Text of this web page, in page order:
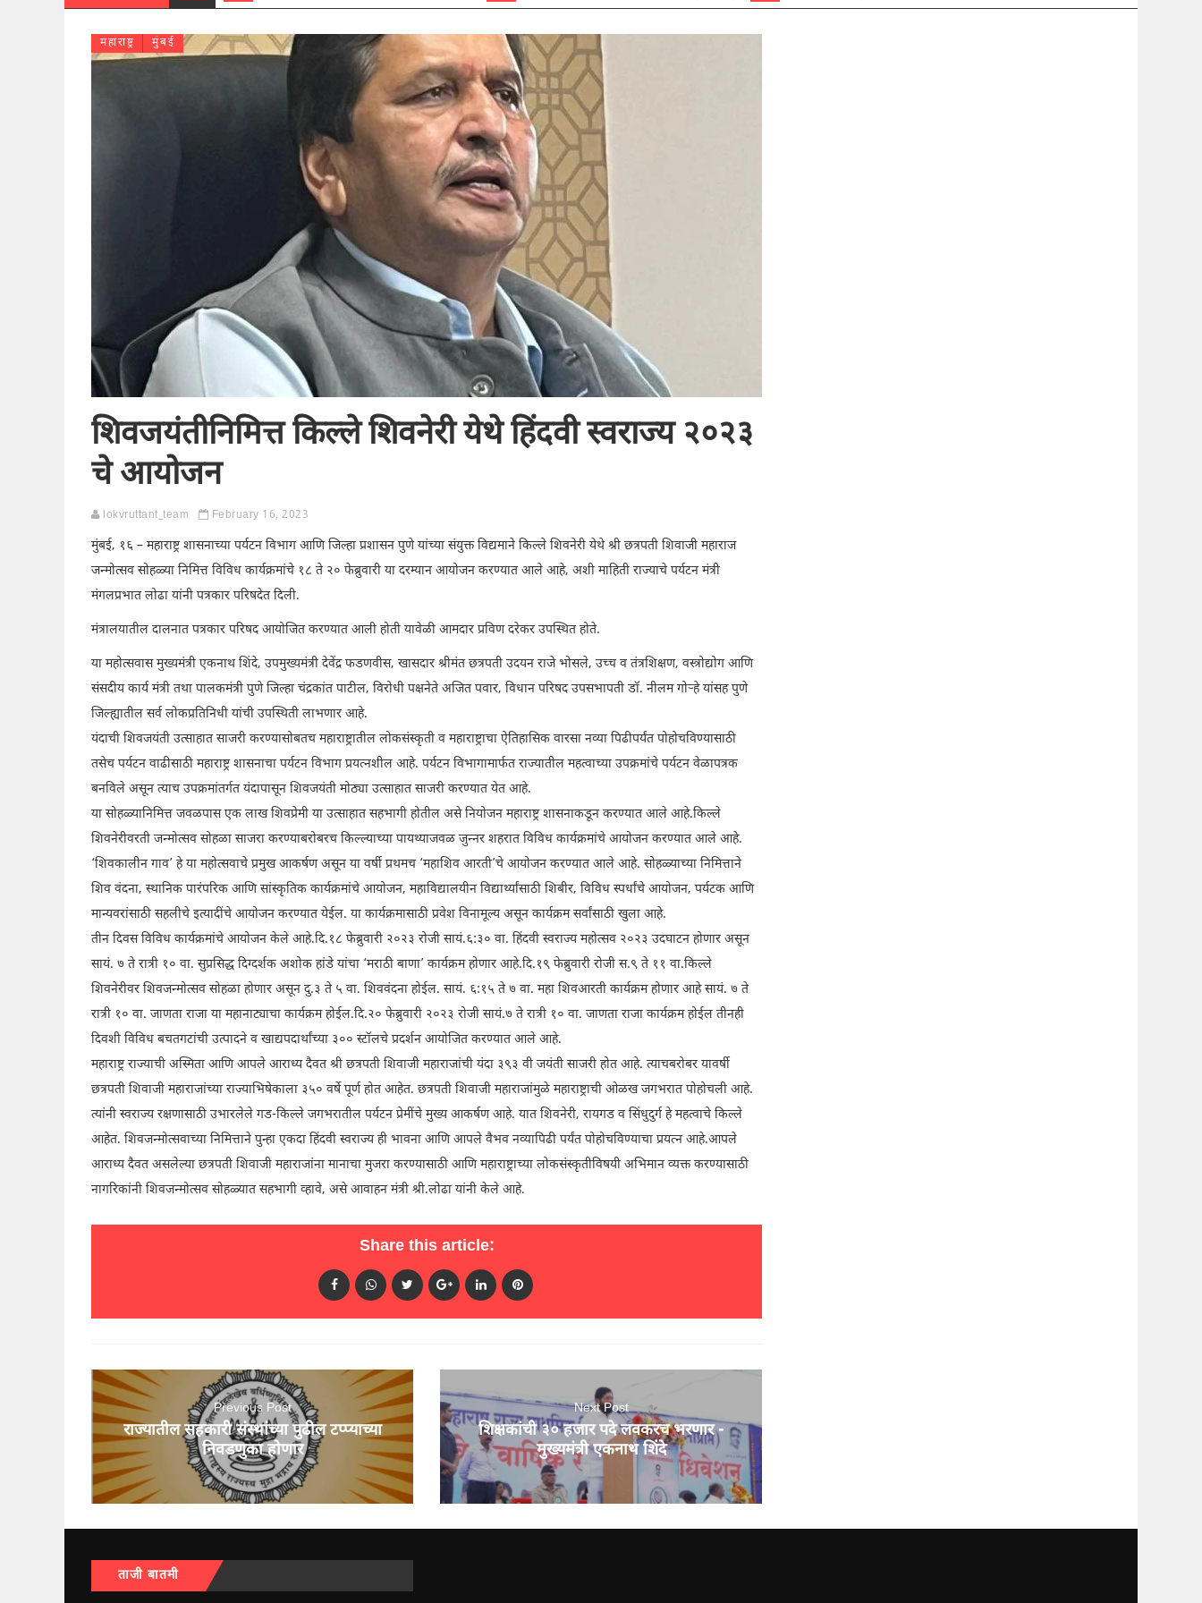
महाराष्ट्र मुंबई
शिवजयंतीनिमित्त किल्ले शिवनेरी येथे हिंदवी स्वराज्य २०२३
चे आयोजन
lokvruttant_team February 16, 2023
मुंबई, १६ – महाराष्ट्र शासनाच्या पर्यटन विभाग आणि जिल्हा प्रशासन पुणे यांच्या संयुक्त विद्यमाने किल्ले शिवनेरी येथे श्री छत्रपती शिवाजी महाराज
जन्मोत्सव सोहळ्या निमित्त विविध कार्यक्रमांचे १८ ते २० फेब्रुवारी या दरम्यान आयोजन करण्यात आले आहे, अशी माहिती राज्याचे पर्यटन मंत्री
मंगलप्रभात लोढा यांनी पत्रकार परिषदेत दिली.
मंत्रालयातील दालनात पत्रकार परिषद आयोजित करण्यात आली होती यावेळी आमदार प्रविण दरेकर उपस्थित होते.
या महोत्सवास मुख्यमंत्री एकनाथ शिंदे, उपमुख्यमंत्री देवेंद्र फडणवीस, खासदार श्रीमंत छत्रपती उदयन राजे भोसले, उच्च व तंत्रशिक्षण, वस्त्रोद्योग आणि
संसदीय कार्य मंत्री तथा पालकमंत्री पुणे जिल्हा चंद्रकांत पाटील, विरोधी पक्षनेते अजित पवार, विधान परिषद उपसभापती डॉ. नीलम गोऱ्हे यांसह पुणे
जिल्ह्यातील सर्व लोकप्रतिनिधी यांची उपस्थिती लाभणार आहे.
यंदाची शिवजयंती उत्साहात साजरी करण्यासोबतच महाराष्ट्रातील लोकसंस्कृती व महाराष्ट्राचा ऐतिहासिक वारसा नव्या पिढीपर्यंत पोहोचविण्यासाठी
तसेच पर्यटन वाढीसाठी महाराष्ट्र शासनाचा पर्यटन विभाग प्रयत्नशील आहे. पर्यटन विभागामार्फत राज्यातील महत्वाच्या उपक्रमांचे पर्यटन वेळापत्रक
बनविले असून त्याच उपक्रमांतर्गत यंदापासून शिवजयंती मोठ्या उत्साहात साजरी करण्यात येत आहे.
या सोहळ्यानिमित्त जवळपास एक लाख शिवप्रेमी या उत्साहात सहभागी होतील असे नियोजन महाराष्ट्र शासनाकडून करण्यात आले आहे.किल्ले
शिवनेरीवरती जन्मोत्सव सोहळा साजरा करण्याबरोबरच किल्ल्याच्या पायथ्याजवळ जुन्नर शहरात विविध कार्यक्रमांचे आयोजन करण्यात आले आहे.
‘शिवकालीन गाव’ हे या महोत्सवाचे प्रमुख आकर्षण असून या वर्षी प्रथमच ‘महाशिव आरती’चे आयोजन करण्यात आले आहे. सोहळ्याच्या निमित्ताने
शिव वंदना, स्थानिक पारंपरिक आणि सांस्कृतिक कार्यक्रमांचे आयोजन, महाविद्यालयीन विद्यार्थ्यांसाठी शिबीर, विविध स्पर्धांचे आयोजन, पर्यटक आणि
मान्यवरांसाठी सहलीचे इत्यादींचे आयोजन करण्यात येईल. या कार्यक्रमासाठी प्रवेश विनामूल्य असून कार्यक्रम सर्वांसाठी खुला आहे.
तीन दिवस विविध कार्यक्रमांचे आयोजन केले आहे.दि.१८ फेब्रुवारी २०२३ रोजी सायं.६:३० वा. हिंदवी स्वराज्य महोत्सव २०२३ उदघाटन होणार असून
सायं. ७ ते रात्री १० वा. सुप्रसिद्ध दिग्दर्शक अशोक हांडे यांचा ‘मराठी बाणा’ कार्यक्रम होणार आहे.दि.१९ फेब्रुवारी रोजी स.९ ते ११ वा.किल्ले
शिवनेरीवर शिवजन्मोत्सव सोहळा होणार असून दु.३ ते ५ वा. शिववंदना होईल. सायं. ६:१५ ते ७ वा. महा शिवआरती कार्यक्रम होणार आहे सायं. ७ ते
रात्री १० वा. जाणता राजा या महानाट्याचा कार्यक्रम होईल.दि.२० फेब्रुवारी २०२३ रोजी सायं.७ ते रात्री १० वा. जाणता राजा कार्यक्रम होईल तीनही
दिवशी विविध बचतगटांची उत्पादने व खाद्यपदार्थांच्या ३०० स्टॉलचे प्रदर्शन आयोजित करण्यात आले आहे.
महाराष्ट्र राज्याची अस्मिता आणि आपले आराध्य दैवत श्री छत्रपती शिवाजी महाराजांची यंदा ३९३ वी जयंती साजरी होत आहे. त्याचबरोबर यावर्षी
छत्रपती शिवाजी महाराजांच्या राज्याभिषेकाला ३५० वर्षे पूर्ण होत आहेत. छत्रपती शिवाजी महाराजांमुळे महाराष्ट्राची ओळख जगभरात पोहोचली आहे.
त्यांनी स्वराज्य रक्षणासाठी उभारलेले गड-किल्ले जगभरातील पर्यटन प्रेमींचे मुख्य आकर्षण आहे. यात शिवनेरी, रायगड व सिंधुदुर्ग हे महत्वाचे किल्ले
आहेत. शिवजन्मोत्सवाच्या निमित्ताने पुन्हा एकदा हिंदवी स्वराज्य ही भावना आणि आपले वैभव नव्यापिढी पर्यंत पोहोचविण्याचा प्रयत्न आहे.आपले
आराध्य दैवत असलेल्या छत्रपती शिवाजी महाराजांना मानाचा मुजरा करण्यासाठी आणि महाराष्ट्राच्या लोकसंस्कृतीविषयी अभिमान व्यक्त करण्यासाठी
नागरिकांनी शिवजन्मोत्सव सोहळ्यात सहभागी व्हावे, असे आवाहन मंत्री श्री.लोढा यांनी केले आहे.
Share this article:
Previous Post
राज्यातील सहकारी संस्थांच्या पुढील टप्प्याच्या
निवडणुका होणार
Next Post
शिक्षकांची ३० हजार पदे लवकरच भरणार -
मुख्यमंत्री एकनाथ शिंदे
ताजी बातमी